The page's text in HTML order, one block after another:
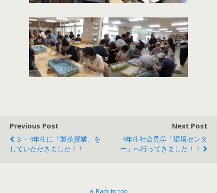
Previous Post
３・4年生に「製茶授業」を
していただきました！！
Next Post
4年生社会見学「環境センタ
ー」へ行ってきました！！
Back to top